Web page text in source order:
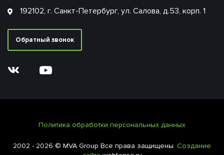
192102, г. Санкт-Петербург, ул. Салова, д.53, корп. 1
Обратный звонок
Политика обработки персональных данных
2002 - 2026 © MVA Group Все права защищены. Создание